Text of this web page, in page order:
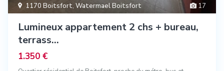
17
1170 Boitsfort,Watermael Boitsfort
Lumineux appartement 2 chs + bureau,
terrass...
1.350 €